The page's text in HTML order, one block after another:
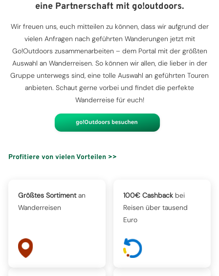
eine Partnerschaft mit go!outdoors.
Wir freuen uns, euch mitteilen zu können, dass wir aufgrund der
vielen Anfragen nach geführten Wanderungen jetzt mit
Go!Outdoors zusammenarbeiten – dem Portal mit der größten
Auswahl an Wanderreisen. So können wir allen, die lieber in der
Gruppe unterwegs sind, eine tolle Auswahl an geführten Touren
anbieten. Schaut gerne vorbei und findet die perfekte
Wanderreise für euch!
Profitiere von vielen Vorteilen >>
Größtes Sortimentan
Wanderreisen
100€ Cashback bei
Reisen über tausend
Euro